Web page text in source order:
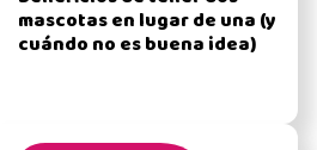
mascotas en lugar de una (y
cuándo no es buena idea)